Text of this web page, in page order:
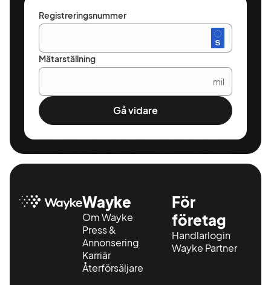
Registreringsnummer
Mätarställning
mil
Gå vidare
Wayke
Om Wayke
Press &
Annonsering
Karriär
Återförsäljare
För
företag
Handlarlogin
Wayke Partner